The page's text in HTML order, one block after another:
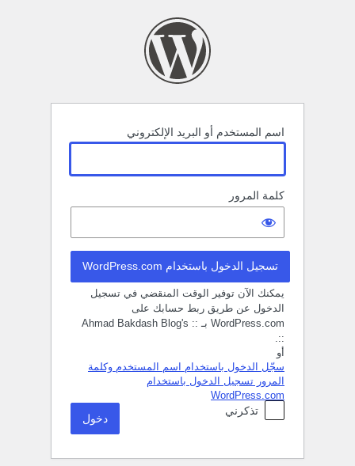
اسم المستخدم أو البريد الإلكتروني
كلمة المرور
تسجيل الدخول باستخدام WordPress.com
يمكنك الآن توفير الوقت المنقضي في تسجيل
الدخول عن طريق ربط حسابك على
WordPress.com بـ :: Ahmad Bakdash Blog's
::.
أو
سجّل الدخول باستخدام اسم المستخدم وكلمة
المرور تسجيل الدخول باستخدام
WordPress.com
تذكرني